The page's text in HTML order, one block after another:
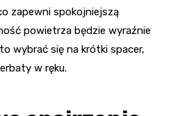
zapewni spokojniejszą
powietrza będzie wyraźnie
wybrać się na krótki spacer,
w ręku.